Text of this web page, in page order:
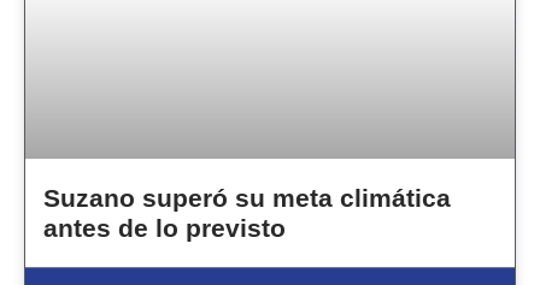
Suzano superó su meta climática
antes de lo previsto